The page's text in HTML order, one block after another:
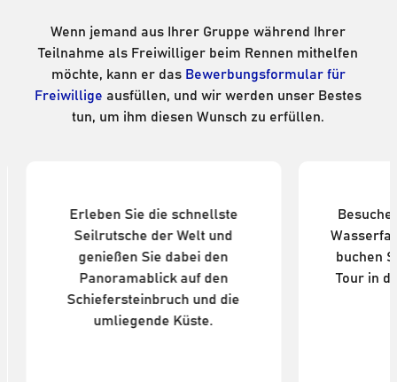
Wenn jemand aus Ihrer Gruppe während Ihrer
Teilnahme als Freiwilliger beim Rennen mithelfen
möchte, kann er das Bewerbungsformular für
Freiwillige ausfüllen, und wir werden unser Bestes
tun, um ihm diesen Wunsch zu erfüllen.
Erleben Sie die schnellste
Seilrutsche der Welt und
genießen Sie dabei den
Panoramablick auf den
Schiefersteinbruch und die
umliegende Küste.
buchen
Tour in